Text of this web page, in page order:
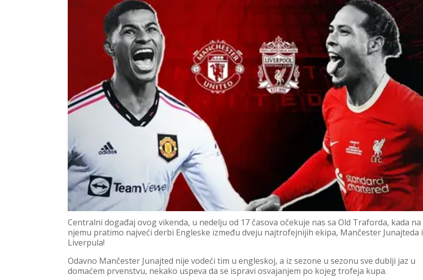
Centralni događaj ovog vikenda, u nedelju od 17 časova očekuje nas sa Old Traforda, kada na
njemu pratimo najveći derbi Engleske između dveju najtrofejnijih ekipa, Mančester Junajteda i
Liverpula!
Odavno Mančester Junajted nije vodeći tim u engleskoj, a iz sezone u sezonu sve dublji jaz u
domaćem prvenstvu, nekako uspeva da se ispravi osvajanjem po kojeg trofeja kupa.